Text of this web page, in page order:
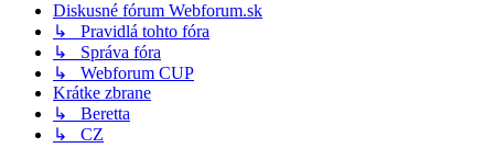
Diskusné fórum Webforum.sk
↳ Pravidlá tohto fóra
↳ Správa fóra
↳ Webforum CUP
Krátke zbrane
↳ Beretta
↳ CZ